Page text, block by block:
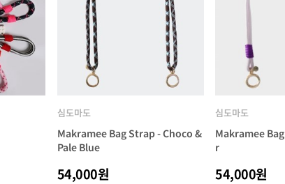
심도마도
Makramee Bag Strap - Choco &
Pale Blue
54,000원
심도마도
Makramee
r
54,000원